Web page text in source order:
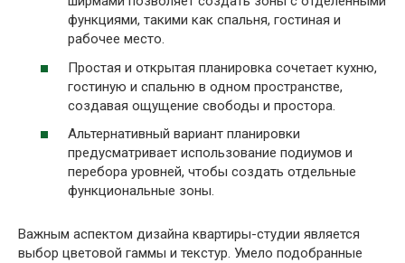
функциями, такими как спальня, гостиная и
рабочее место.
Простая и открытая планировка сочетает кухню,
гостиную и спальню в одном пространстве,
создавая ощущение свободы и простора.
Альтернативный вариант планировки
предусматривает использование подиумов и
перебора уровней, чтобы создать отдельные
функциональные зоны.
Важным аспектом дизайна квартиры-студии является
выбор цветовой гаммы и текстур. Умело подобранные